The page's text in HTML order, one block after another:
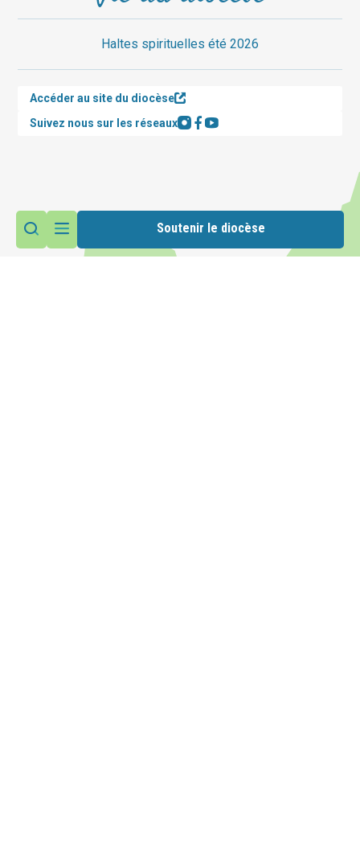
Soutenir le diocèse
Haltes spirituelles été 2026
Accéder au site du diocèse
Suivez nous sur les réseaux